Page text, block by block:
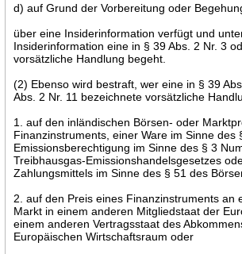
d) auf Grund der Vorbereitung oder
über eine Insiderinformation verfügt und
Insiderinformation eine in § 39 Abs. 2 Nr. 3
vorsätzliche Handlung begeht.
(2) Ebenso wird bestraft, wer eine in § 39
Abs. 2 Nr. 11 bezeichnete vorsätzliche
1. auf den inländischen Börsen- oder
Finanzinstruments, einer Ware im Sinne des
Emissionsberechtigung im Sinne des § 3
Treibhausgas-Emissionshandelsgesetzes
Zahlungsmittels im Sinne des § 51 des
2. auf den Preis eines Finanzinstruments an
Markt in einem anderen Mitgliedstaat der
einem anderen Vertragsstaat des
Europäischen Wirtschaftsraum oder